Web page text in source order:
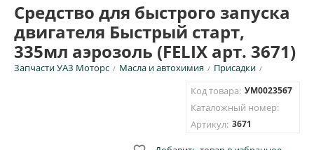
Средство для быстрого запуска
двигателя Быстрый старт,
335мл аэрозоль (FELIX арт. 3671)
Запчасти УАЗ Моторс / Масла и автохимия / Присадки /
Код товара: УМ0023567
Каталожный номер:
Артикул: 3671
E-mail для уведомления письмом
Номер телефона для SMS уведомления